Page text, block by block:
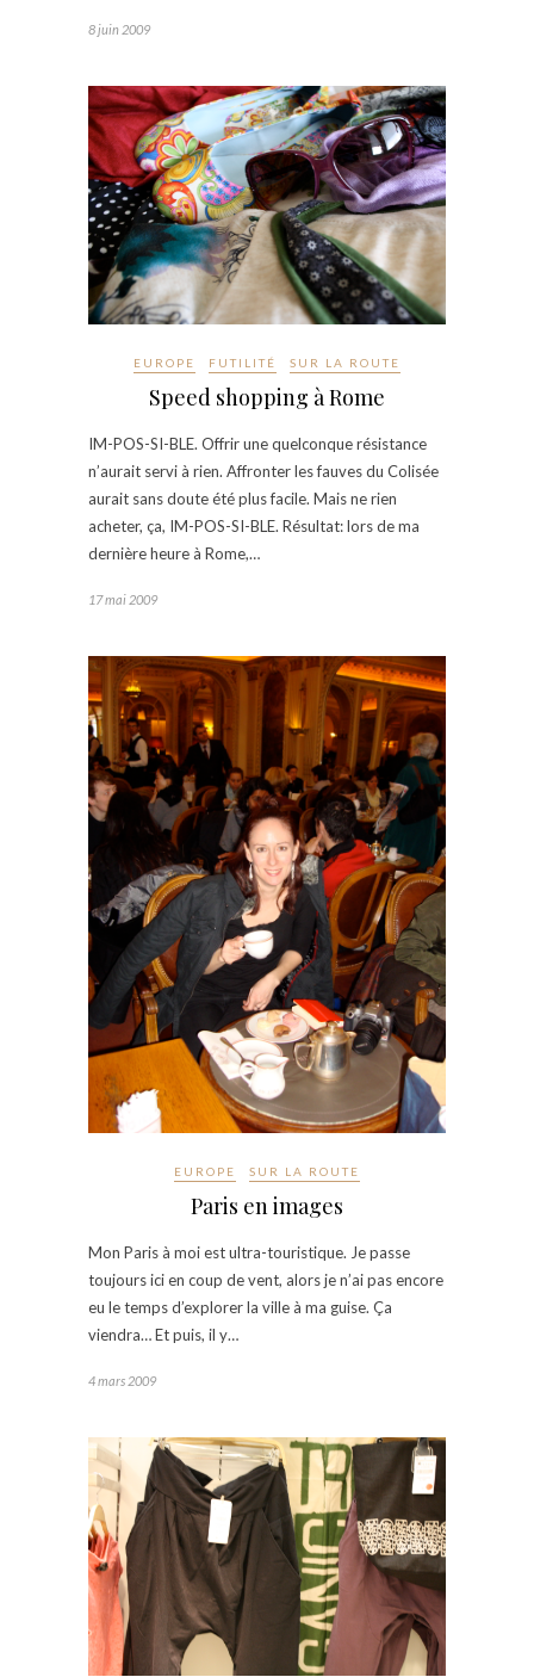
8 juin 2009
EUROPE FUTILITÉ SUR LA ROUTE
Speed shopping à Rome
IM-POS-SI-BLE. Offrir une quelconque résistance
n’aurait servi à rien. Affronter les fauves du Colisée
aurait sans doute été plus facile. Mais ne rien
acheter, ça, IM-POS-SI-BLE. Résultat: lors de ma
dernière heure à Rome,…
17 mai 2009
EUROPE SUR LA ROUTE
Paris en images
Mon Paris à moi est ultra-touristique. Je passe
toujours ici en coup de vent, alors je n’ai pas encore
eu le temps d’explorer la ville à ma guise. Ça
viendra… Et puis, il y…
4 mars 2009